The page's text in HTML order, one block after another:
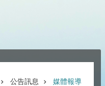
公告訊息 媒體報導